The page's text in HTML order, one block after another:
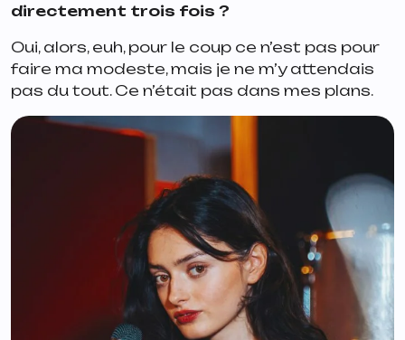
directement trois fois ?
Oui, alors, euh, pour le coup ce n’est pas pour
faire ma modeste, mais je ne m’y attendais
pas du tout. Ce n’était pas dans mes plans.